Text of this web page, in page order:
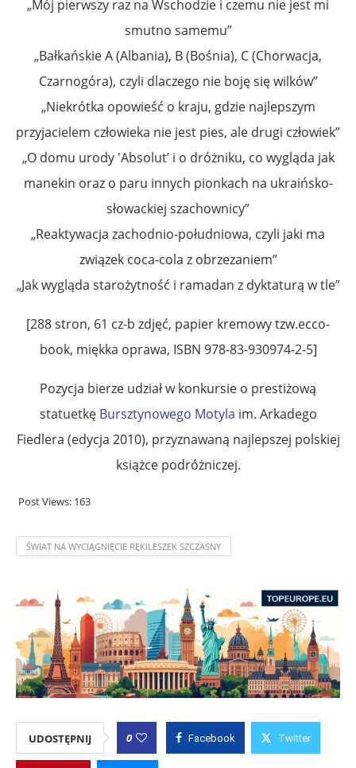
„Mój pierwszy raz na Wschodzie i czemu nie jest mi
smutno samemu”
„Bałkańskie A (Albania), B (Bośnia), C (Chorwacja,
Czarnogóra), czyli dlaczego nie boję się wilków”
„Niekrótka opowieść o kraju, gdzie najlepszym
przyjacielem człowieka nie jest pies, ale drugi człowiek”
„O domu urody 'Absolut’ i o dróżniku, co wygląda jak
manekin oraz o paru innych pionkach na ukraińsko-
słowackiej szachownicy”
„Reaktywacja zachodnio-południowa, czyli jaki ma
związek coca-cola z obrzezaniem”
„Jak wygląda starożytność i ramadan z dyktaturą w tle”
[288 stron, 61 cz-b zdjęć, papier kremowy tzw.ecco-
book, miękka oprawa, ISBN 978-83-930974-2-5]
Pozycja bierze udział w konkursie o prestiżową
statuetkę Bursztynowego Motyla im. Arkadego
Fiedlera (edycja 2010), przyznawaną najlepszej polskiej
książce podróżniczej.
Post Views: 163
ŚWIAT NA WYCIĄGNIĘCIE RĘKILESZEK SZCZASNY
UDOSTĘPNIJ 0 Facebook Twitter